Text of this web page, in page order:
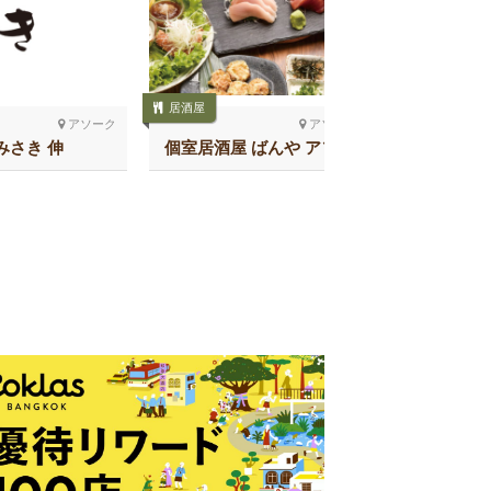
アソーク
さき 伸
アソーク
居酒屋
個室居酒屋 ばんや アソー
ク